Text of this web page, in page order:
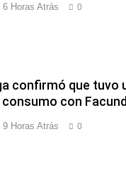
6 Horas Atrás 0
confirmó que tuvo
con
9 Horas Atrás 0